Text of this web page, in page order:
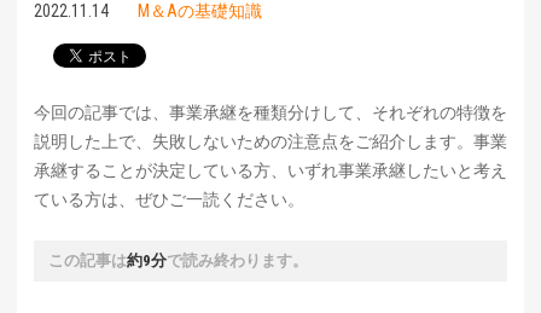
2022.11.14 M＆Aの基礎知識
今回の記事では、事業承継を種類分けして、それぞれの特徴を
説明した上で、失敗しないための注意点をご紹介します。事業
承継することが決定している方、いずれ事業承継したいと考え
ている方は、ぜひご一読ください。
この記事は約9分で読み終わります。